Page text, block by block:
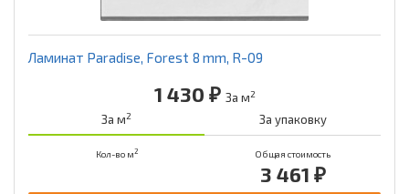
Ламинат Paradise, Forest 8 mm, R-09
1 430 ₽ За м2
За м2 За упаковку
Кол-во м2 Общая стоимость
3 461 ₽